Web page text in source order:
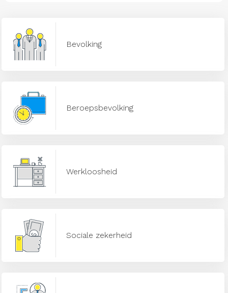
Bevolking
Beroepsbevolking
Werkloosheid
Sociale zekerheid